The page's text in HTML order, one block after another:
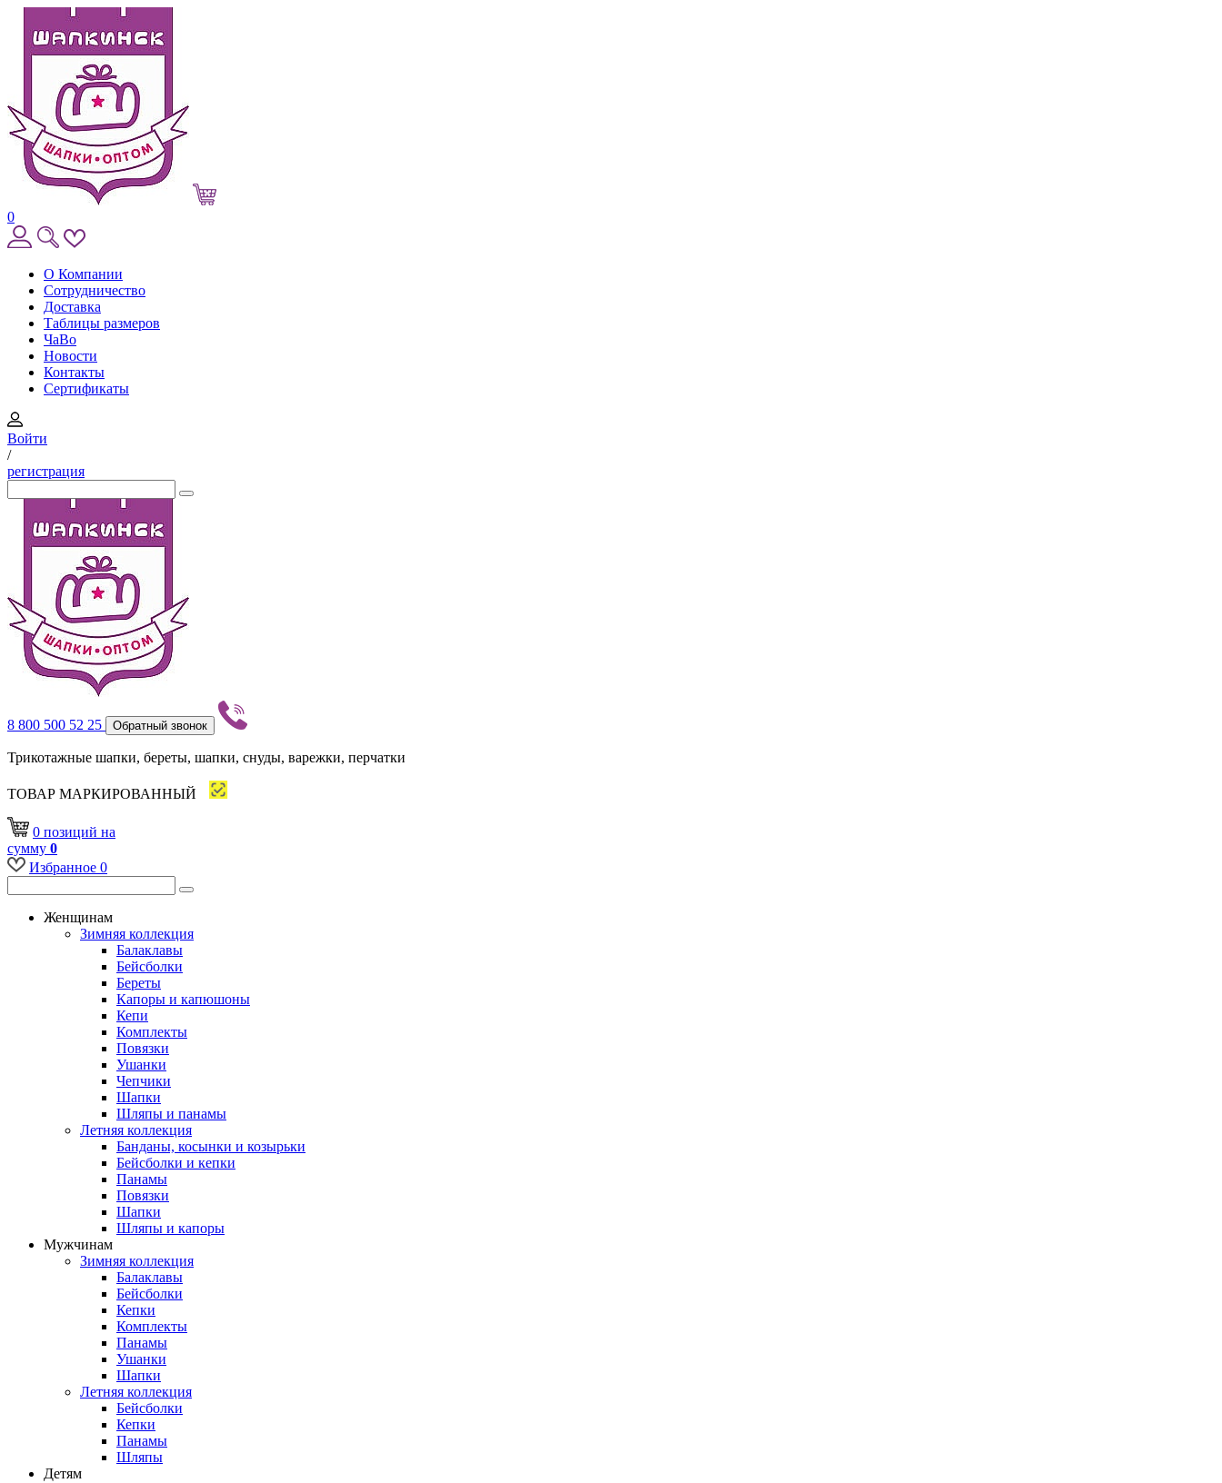
0
О Компании
Сотрудничество
Доставка
Таблицы размеров
ЧаВо
Новости
Контакты
Сертификаты
Войти
/
регистрация
8 800 500 52 25 Обратный звонок
Трикотажные шапки, береты, шапки, снуды, варежки, перчатки
ТОВАР МАРКИРОВАННЫЙ
0 позиций на
сумму 0
Избранное 0
Женщинам
Зимняя коллекция
Балаклавы
Бейсболки
Береты
Капоры и капюшоны
Кепи
Комплекты
Повязки
Ушанки
Чепчики
Шапки
Шляпы и панамы
Летняя коллекция
Банданы, косынки и козырьки
Бейсболки и кепки
Панамы
Повязки
Шапки
Шляпы и капоры
Мужчинам
Зимняя коллекция
Балаклавы
Бейсболки
Кепки
Комплекты
Панамы
Ушанки
Шапки
Летняя коллекция
Бейсболки
Кепки
Панамы
Шляпы
Детям